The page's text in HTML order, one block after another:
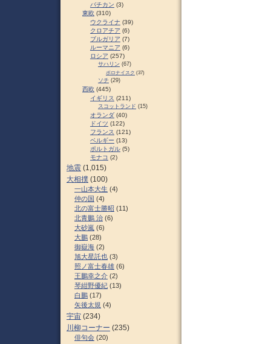
バチカン (3)
東欧 (310)
ウクライナ (39)
クロアチア (6)
ブルガリア (7)
ルーマニア (6)
ロシア (257)
サハリン (67)
ポロナイスク (37)
ソチ (29)
西欧 (445)
イギリス (211)
スコットランド (15)
オランダ (40)
ドイツ (122)
フランス (121)
ベルギー (13)
ポルトガル (5)
モナコ (2)
地震 (1,015)
大相撲 (100)
一山本大生 (4)
仲の国 (4)
北の富士勝昭 (11)
北青鵬 治 (6)
大砂嵐 (6)
大鵬 (28)
御嶽海 (2)
旭大星託也 (3)
照ノ富士春雄 (6)
王鵬幸之介 (2)
琴紺野優紀 (13)
白鵬 (17)
矢後太規 (4)
宇宙 (234)
川柳コーナー (235)
俳句会 (20)